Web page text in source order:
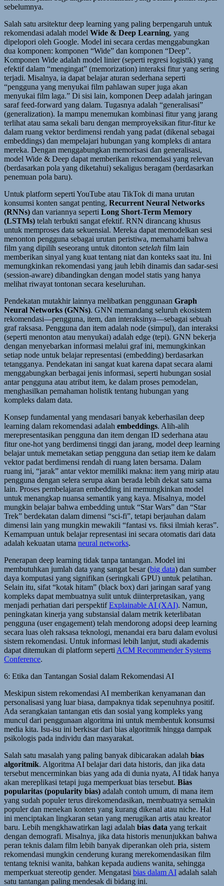
sebelumnya.
Salah satu arsitektur deep learning yang paling berpengaruh untuk
rekomendasi adalah model Wide & Deep Learning, yang
dipelopori oleh Google. Model ini secara cerdas menggabungkan
dua komponen: komponen “Wide” dan komponen “Deep”.
Komponen Wide adalah model linier (seperti regresi logistik) yang
efektif dalam “mengingat” (memorization) interaksi fitur yang sering
terjadi. Misalnya, ia dapat belajar aturan sederhana seperti
“pengguna yang menyukai film pahlawan super juga akan
menyukai film laga.” Di sisi lain, komponen Deep adalah jaringan
saraf feed-forward yang dalam. Tugasnya adalah “generalisasi”
(generalization). Ia mampu menemukan kombinasi fitur yang jarang
terlihat atau sama sekali baru dengan memproyeksikan fitur-fitur ke
dalam ruang vektor berdimensi rendah yang padat (dikenal sebagai
embeddings) dan mempelajari hubungan yang kompleks di antara
mereka. Dengan menggabungkan memorisasi dan generalisasi,
model Wide & Deep dapat memberikan rekomendasi yang relevan
(berdasarkan pola yang diketahui) sekaligus beragam (berdasarkan
penemuan pola baru).
Untuk platform seperti YouTube atau TikTok di mana urutan
konsumsi konten sangat penting, Recurrent Neural Networks
(RNNs) dan variannya seperti Long Short-Term Memory
(LSTMs) telah terbukti sangat efektif. RNN dirancang khusus
untuk memproses data sekuensial. Mereka dapat memodelkan sesi
menonton pengguna sebagai urutan peristiwa, memahami bahwa
film yang dipilih seseorang untuk ditonton setelah film lain
memberikan sinyal yang kuat tentang niat dan konteks saat itu. Ini
memungkinkan rekomendasi yang jauh lebih dinamis dan sadar-sesi
(session-aware) dibandingkan dengan model statis yang hanya
melihat riwayat tontonan secara keseluruhan.
Pendekatan mutakhir lainnya melibatkan penggunaan Graph
Neural Networks (GNNs). GNN memandang seluruh ekosistem
rekomendasi—pengguna, item, dan interaksinya—sebagai sebuah
graf raksasa. Pengguna dan item adalah node (simpul), dan interaksi
(seperti menonton atau menyukai) adalah edge (tepi). GNN bekerja
dengan menyebarkan informasi melalui graf ini, memungkinkan
setiap node untuk belajar representasi (embedding) berdasarkan
tetangganya. Pendekatan ini sangat kuat karena dapat secara alami
menggabungkan berbagai jenis informasi, seperti hubungan sosial
antar pengguna atau atribut item, ke dalam proses pemodelan,
menghasilkan pemahaman holistik tentang hubungan yang
kompleks dalam data.
Konsep fundamental yang mendasari banyak keberhasilan deep
learning dalam rekomendasi adalah embeddings. Alih-alih
merepresentasikan pengguna dan item dengan ID sederhana atau
fitur one-hot yang berdimensi tinggi dan jarang, model deep learning
belajar untuk memetakan setiap pengguna dan setiap item ke dalam
vektor padat berdimensi rendah di ruang laten bersama. Dalam
ruang ini, “jarak” antar vektor memiliki makna: item yang mirip atau
pengguna dengan selera serupa akan berada lebih dekat satu sama
lain. Proses pembelajaran embedding ini memungkinkan model
untuk menangkap nuansa semantik yang kaya. Misalnya, model
mungkin belajar bahwa embedding untuk “Star Wars” dan “Star
Trek” berdekatan dalam dimensi “sci-fi”, tetapi berjauhan dalam
dimensi lain yang mungkin mewakili “fantasi vs. fiksi ilmiah keras”.
Kemampuan untuk belajar representasi ini secara otomatis dari data
adalah kekuatan utama neural networks.
Penerapan deep learning tidak tanpa tantangan. Model ini
membutuhkan jumlah data yang sangat besar (big data) dan sumber
daya komputasi yang signifikan (seringkali GPU) untuk pelatihan.
Selain itu, sifat “kotak hitam” (black box) dari jaringan saraf yang
kompleks dapat membuatnya sulit untuk diinterpretasikan, yang
menjadi perhatian dari perspektifExplainable AI (XAI). Namun,
peningkatan kinerja yang substansial dalam metrik keterlibatan
pengguna (user engagement) telah mendorong adopsi deep learning
secara luas oleh raksasa teknologi, menandai era baru dalam evolusi
sistem rekomendasi. Untuk informasi lebih lanjut, studi akademis
dapat ditemukan di platform seperti ACM Recommender Systems
Conference.
6: Etika dan Tantangan Sosial dalam Rekomendasi AI
Meskipun sistem rekomendasi AI memberikan kenyamanan dan
personalisasi yang luar biasa, dampaknya tidak sepenuhnya positif.
Ada serangkaian tantangan etis dan sosial yang kompleks yang
muncul dari penggunaan algoritma ini untuk membentuk konsumsi
media kita. Isu-isu ini berkisar dari bias algoritmik hingga dampak
psikologis pada individu dan masyarakat.
Salah satu masalah yang paling banyak dibicarakan adalah bias
algoritmik. Algoritma AI belajar dari data historis, dan jika data
tersebut mencerminkan bias yang ada di dunia nyata, AI tidak hanya
akan mereplikasi tetapi juga memperkuat bias tersebut. Bias
popularitas (popularity bias) adalah contoh umum, di mana item
yang sudah populer terus direkomendasikan, membuatnya semakin
populer dan menekan konten yang kurang dikenal atau niche. Hal
ini menciptakan lingkaran setan yang merugikan artis atau kreator
baru. Lebih mengkhawatirkan lagi adalah bias data yang terkait
dengan demografi. Misalnya, jika data historis menunjukkan bahwa
peran teknis dalam film lebih banyak diperankan oleh pria, sistem
rekomendasi mungkin cenderung kurang merekomendasikan film
tentang teknisi wanita, bahkan kepada audiens wanita, sehingga
memperkuat stereotip gender. Mengatasi bias dalam AI adalah salah
satu tantangan paling mendesak di bidang ini.